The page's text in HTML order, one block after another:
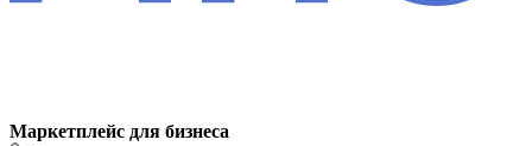
Маркетплейс для бизнеса